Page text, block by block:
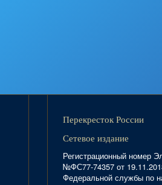
Перекресток России
Сетевое издание
Регистрационный номер
№ФС77-74357 от
Федеральной службы по